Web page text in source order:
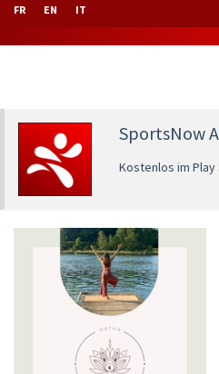
FR EN IT
SportsNow
Kostenlos im Play